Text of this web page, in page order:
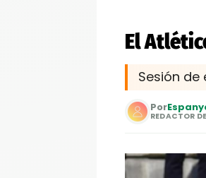
El
Sesión
Por
REDACTOR